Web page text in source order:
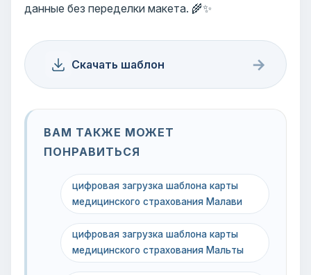
данные без переделки макета. 🌾✨
Скачать шаблон →
ВАМ ТАКЖЕ МОЖЕТ
ПОНРАВИТЬСЯ
цифровая загрузка шаблона карты
медицинского страхования Малави
цифровая загрузка шаблона карты
медицинского страхования Мальты